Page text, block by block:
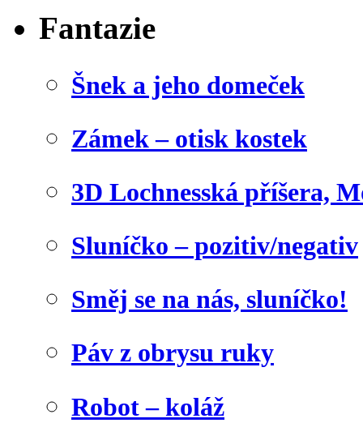
Fantazie
Šnek a jeho domeček
Zámek – otisk kostek
3D Lochnesská příšera,
Sluníčko – pozitiv/negativ
Směj se na nás, sluníčko!
Páv z obrysu ruky
Robot – koláž